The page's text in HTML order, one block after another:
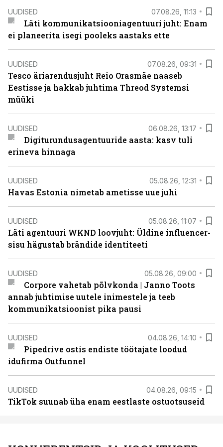
UUDISED 07.08.26, 11:13
Läti kommunikatsiooniagentuuri juht: Enam
ei planeerita isegi pooleks aastaks ette
UUDISED 07.08.26, 09:31
Tesco äriarendusjuht Reio Orasmäe naaseb
Eestisse ja hakkab juhtima Threod Systemsi
müüki
UUDISED 06.08.26, 13:17
Digiturundusagentuuride aasta: kasv tuli
erineva hinnaga
UUDISED 05.08.26, 12:31
Havas Estonia nimetab ametisse uue juhi
UUDISED 05.08.26, 11:07
Läti agentuuri WKND loovjuht: Üldine influencer-
sisu hägustab brändide identiteeti
UUDISED 05.08.26, 09:00
Corpore vahetab põlvkonda | Janno Toots
annab juhtimise uutele inimestele ja teeb
kommunikatsioonist pika pausi
UUDISED 04.08.26, 14:10
Pipedrive ostis endiste töötajate loodud
idufirma Outfunnel
UUDISED 04.08.26, 09:15
TikTok suunab üha enam eestlaste ostuotsuseid